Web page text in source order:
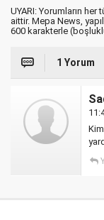
UYARI: Yorumların
aittir. Mepa News,
600 karakterle
1 Yorum